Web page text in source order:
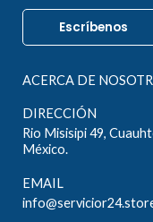
Escríbenos
ACERCA DE
DIRECCIÓN
Rio Misisipi 49,
México.
EMAIL